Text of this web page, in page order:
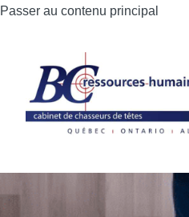
Passer au contenu principal